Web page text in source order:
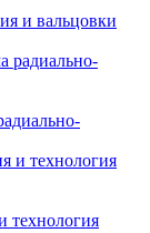
и вальцовки
технология